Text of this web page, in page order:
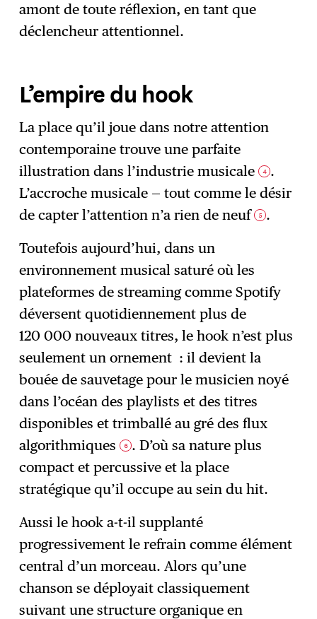
amont de toute réflexion, en tant que
déclencheur attentionnel.
L’empire du hook
La place qu’il joue dans notre attention
contemporaine trouve une parfaite
illustration dans l’industrie musicale 4 .
L’accroche musicale — tout comme le désir
de capter l’attention n’a rien de neuf 5 .
Toutefois aujourd’hui, dans un
environnement musical saturé où les
plateformes de streaming comme Spotify
déversent quotidiennement plus de
120 000 nouveaux titres, le hook n’est plus
seulement un ornement : il devient la
bouée de sauvetage pour le musicien noyé
dans l’océan des playlists et des titres
disponibles et trimballé au gré des flux
algorithmiques 6 . D’où sa nature plus
compact et percussive et la place
stratégique qu’il occupe au sein du hit.
Aussi le hook a-t-il supplanté
progressivement le refrain comme élément
central d’un morceau. Alors qu’une
chanson se déployait classiquement
suivant une structure organique en